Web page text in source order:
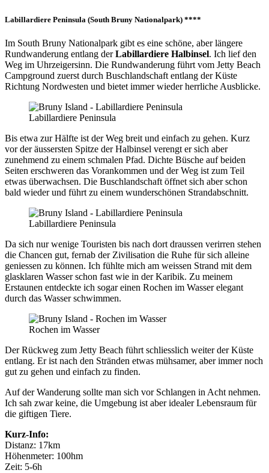
Labillardiere Peninsula (South Bruny Nationalpark) ****
Im South Bruny Nationalpark gibt es eine schöne, aber längere
Rundwanderung entlang derLabillardiere Halbinsel. Ich lief den
Weg im Uhrzeigersinn. Die Rundwanderung führt vom Jetty Beach
Campground zuerst durch Buschlandschaft entlang der Küste
Richtung Nordwesten und bietet immer wieder herrliche Ausblicke.
Labillardiere Peninsula
Bis etwa zur Hälfte ist der Weg breit und einfach zu gehen. Kurz
vor der äussersten Spitze der Halbinsel verengt er sich aber
zunehmend zu einem schmalen Pfad. Dichte Büsche auf beiden
Seiten erschweren das Vorankommen und der Weg ist zum Teil
etwas überwachsen. Die Buschlandschaft öffnet sich aber schon
bald wieder und führt zu einem wunderschönen Strandabschnitt.
Labillardiere Peninsula
Da sich nur wenige Touristen bis nach dort draussen verirren stehen
die Chancen gut, fernab der Zivilisation die Ruhe für sich alleine
geniessen zu können. Ich fühlte mich am weissen Strand mit dem
glasklaren Wasser schon fast wie in der Karibik. Zu meinem
Erstaunen entdeckte ich sogar einen Rochen im Wasser elegant
durch das Wasser schwimmen.
Rochen im Wasser
Der Rückweg zum Jetty Beach führt schliesslich weiter der Küste
entlang. Er ist nach den Stränden etwas mühsamer, aber immer noch
gut zu gehen und einfach zu finden.
Auf der Wanderung sollte man sich vor Schlangen in Acht nehmen.
Ich sah zwar keine, die Umgebung ist aber idealer Lebensraum für
die giftigen Tiere.
Kurz-Info:
Distanz: 17km
Höhenmeter: 100hm
Zeit: 5-6h